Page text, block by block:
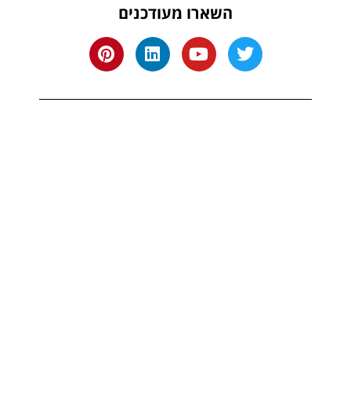
השארו מעודכנים